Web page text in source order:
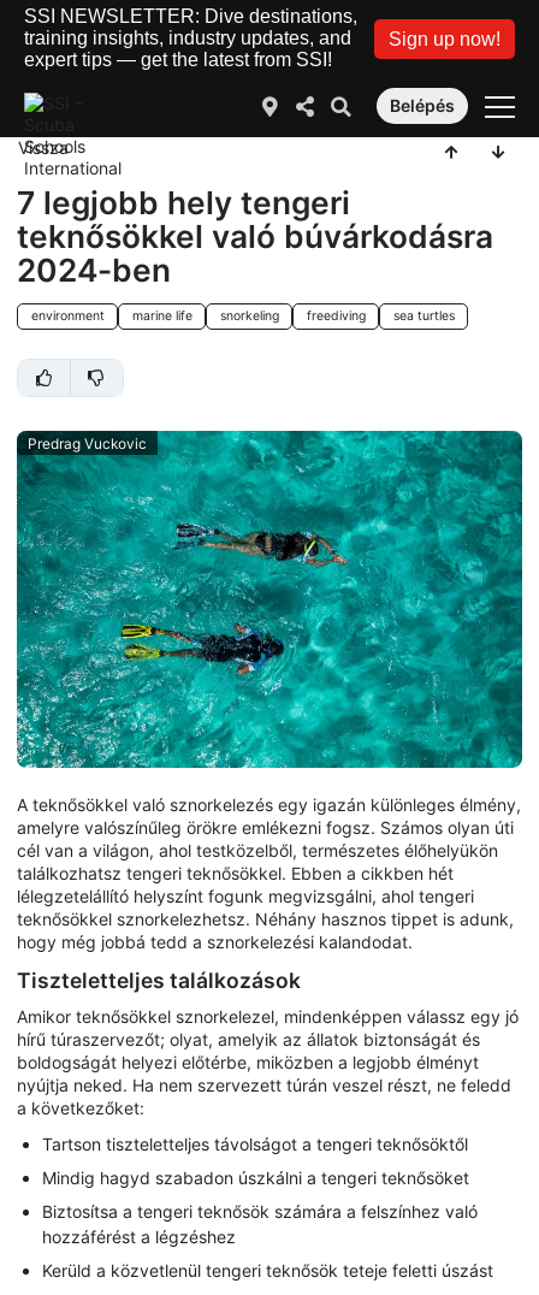
SSI NEWSLETTER: Dive destinations,
training insights, industry updates, and
expert tips — get the latest from SSI!
Sign up now!
Belépés
Vissza
7 legjobb hely tengeri
teknősökkel való búvárkodásra
2024-ben
environment marine life snorkeling freediving sea turtles
Predrag Vuckovic
A teknősökkel való sznorkelezés egy igazán különleges élmény,
amelyre valószínűleg örökre emlékezni fogsz. Számos olyan úti
cél van a világon, ahol testközelből, természetes élőhelyükön
találkozhatsz tengeri teknősökkel. Ebben a cikkben hét
lélegzetelállító helyszínt fogunk megvizsgálni, ahol tengeri
teknősökkel sznorkelezhetsz. Néhány hasznos tippet is adunk,
hogy még jobbá tedd a sznorkelezési kalandodat.
Tiszteletteljes találkozások
Amikor teknősökkel sznorkelezel, mindenképpen válassz egy jó
hírű túraszervezőt; olyat, amelyik az állatok biztonságát és
boldogságát helyezi előtérbe, miközben a legjobb élményt
nyújtja neked. Ha nem szervezett túrán veszel részt, ne feledd
a következőket:
Tartson tiszteletteljes távolságot a tengeri teknősöktől
Mindig hagyd szabadon úszkálni a tengeri teknősöket
Biztosítsa a tengeri teknősök számára a felszínhez való
hozzáférést a légzéshez
Kerüld a közvetlenül tengeri teknősök teteje feletti úszást